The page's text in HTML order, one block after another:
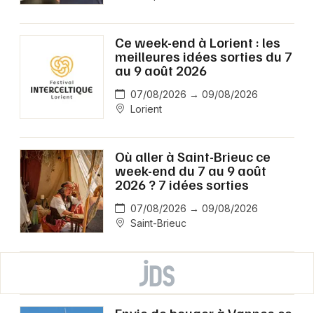
Ce week-end à Lorient : les
meilleures idées sorties du 7
au 9 août 2026
07/08/2026 → 09/08/2026
Lorient
Où aller à Saint-Brieuc ce
week-end du 7 au 9 août
2026 ? 7 idées sorties
07/08/2026 → 09/08/2026
Saint-Brieuc